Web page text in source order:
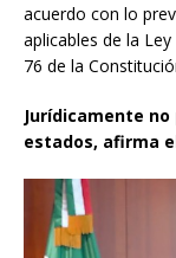
acuerdo con lo
aplicables de la
76 de la
Jurídicamente
estados, afirma